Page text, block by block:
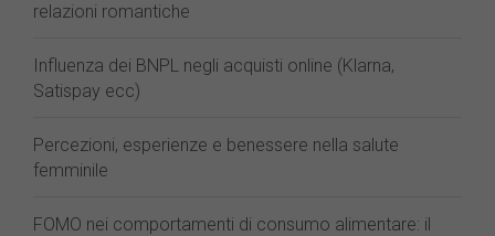
relazioni romantiche
Influenza dei BNPL negli acquisti online (Klarna,
Satispay ecc)
Percezioni, esperienze e benessere nella salute
femminile
FOMO nei comportamenti di consumo alimentare: il